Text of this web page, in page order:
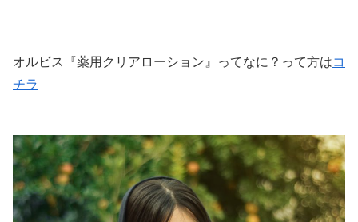
オルビス『薬用クリアローション』ってなに？って方はコ
チラ